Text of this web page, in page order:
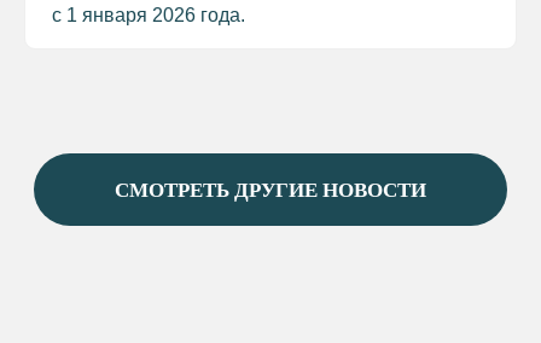
с 1 января 2026 года.